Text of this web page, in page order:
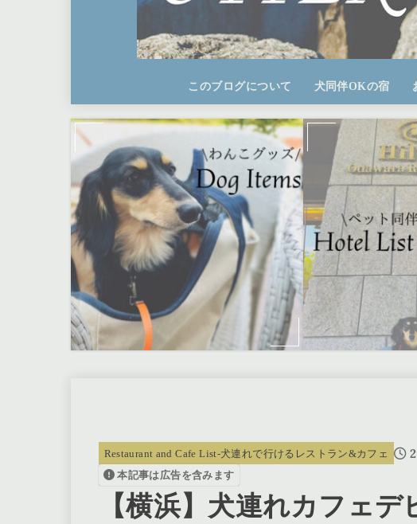
このブログについて 犬同伴OKの宿
Restaurant and Cafe List-犬連れで行けるレストラン&カフェ
本記事は広告を含みます
【横浜】犬連れカフェ